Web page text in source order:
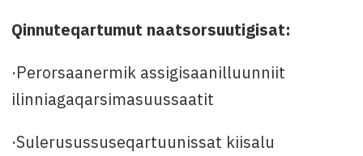
Qinnuteqartumut naatsorsuutigisat:
·Perorsaanermik assigisaanilluunniit
ilinniagaqarsimasuussaatit
·Sulerusussuseqartuunissat kiisalu